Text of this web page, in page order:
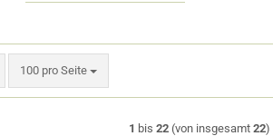
100 pro Seite
pro Seite
1 bis 22(von insgesamt 22)